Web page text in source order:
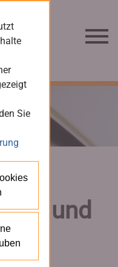
und
Sie